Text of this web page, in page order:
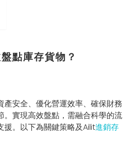
點庫存貨物？
產安全、優化營運效率、確保財務
。實現高效盤點，需融合科學的流
援。以下為關鍵策略及Ailit進銷存